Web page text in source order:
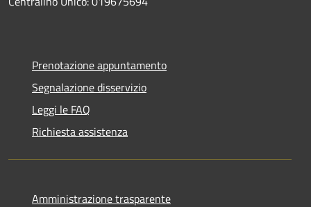
Prenotazione appuntamento
Segnalazione disservizio
Leggi le FAQ
Richiesta assistenza
Amministrazione trasparente